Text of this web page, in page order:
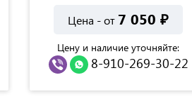
Цена - от 7 050 ₽
Цену и наличие уточняйте:
8-910-269-30-22